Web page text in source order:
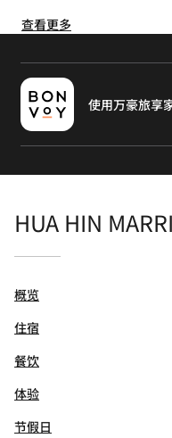
查看更多
使用万豪旅享
HUA HIN
概览
住宿
餐饮
体验
节假日